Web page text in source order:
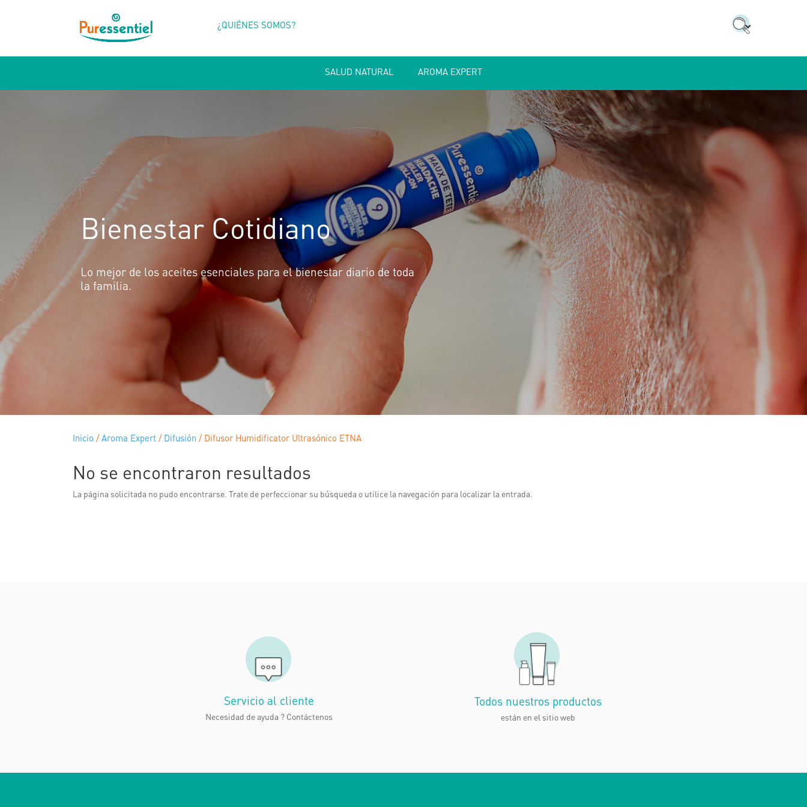
¿QUIÉNES SOMOS?
SALUD NATURAL AROMA EXPERT
Bienestar Cotidiano
Lo mejor de los aceites esenciales para el bienestar diario de toda
la familia.
Inicio /Aroma Expert/ Difusión/ Difusor Humidificator Ultrasónico ETNA
No se encontraron resultados
La página solicitada no pudo encontrarse. Trate de perfeccionar su búsqueda o utilice la navegación para localizar la entrada.
Servicio al cliente
Necesidad de ayuda ? Contáctenos
Todos nuestros productos
están en el sitio web